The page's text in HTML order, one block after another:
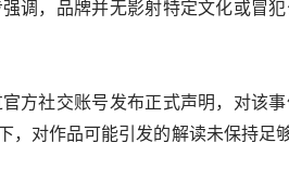
调，品牌并无影射特定文化或冒
官方社交账号发布正式声明，对该
，对作品可能引发的解读未保持足